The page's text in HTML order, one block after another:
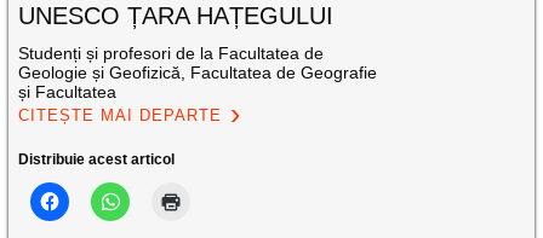
UNESCO ȚARA HAȚEGULUI
Studenți și profesori de la Facultatea de
Geologie și Geofizică, Facultatea de Geografie
și Facultatea
CITEȘTE MAI DEPARTE
Distribuie acest articol